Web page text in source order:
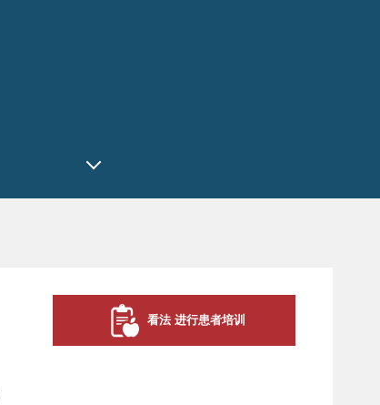
看法 进行患者培训